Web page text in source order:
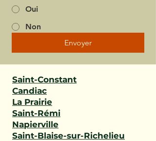
Oui
Non
Envoyer
Saint-Constant
Candiac
La Prairie
Saint-Rémi
Napierville
Saint-Blaise-sur-Richelieu